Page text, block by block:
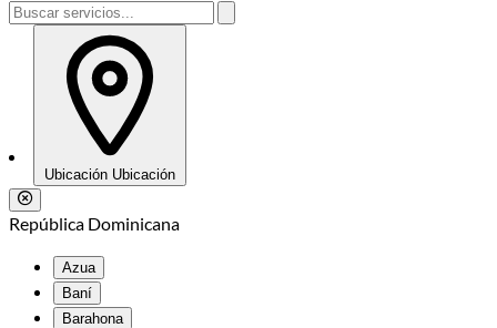
Ubicación Ubicación
República Dominicana
Azua
Baní
Barahona